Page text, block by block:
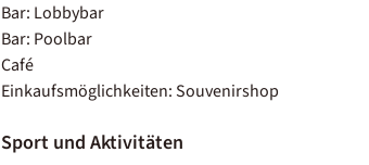
Bar: Lobbybar
Bar: Poolbar
Café
Einkaufsmöglichkeiten: Souvenirshop
Sport und Aktivitäten